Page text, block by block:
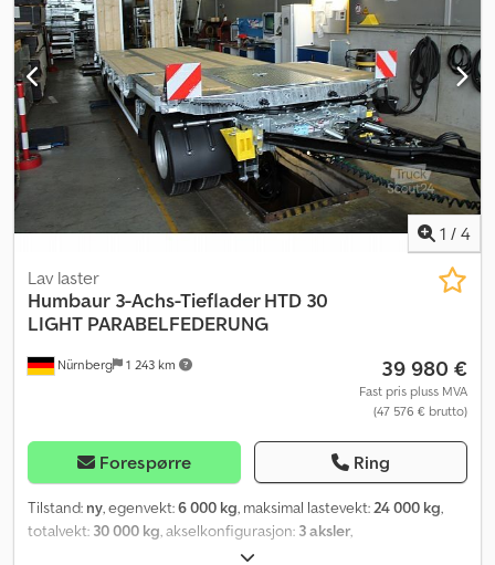
1 / 4
Nürnberg 1 243 km
Lav laster
Humbaur 3-Achs-Tieflader HTD 30
LIGHT PARABELFEDERUNG
39 980 €
Fast pris pluss MVA
(47 576 € brutto)
Forespørre Ring
Tilstand: ny, egenvekt:6 000 kg, maksimal lastevekt:24 000 kg,
totalvekt: 30 000 kg, akselkonfigurasjon: 3 aksler,
, lasteplassbredde: